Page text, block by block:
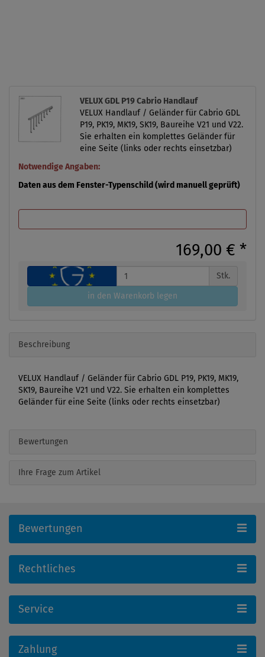
VELUX GDL P19 Cabrio Handlauf
VELUX Handlauf / Geländer für Cabrio GDL
P19, PK19, MK19, SK19, Baureihe V21 und V22.
Sie erhalten ein komplettes Geländer für
eine Seite (links oder rechts einsetzbar)
Notwendige Angaben:
Daten aus dem Fenster-Typenschild (wird manuell geprüft)
169,00 € *
Stk.
in den Warenkorb legen
Beschreibung
VELUX Handlauf / Geländer für Cabrio GDL P19, PK19, MK19,
SK19, Baureihe V21 und V22. Sie erhalten ein komplettes
Geländer für eine Seite (links oder rechts einsetzbar)
Bewertungen
Ihre Frage zum Artikel
Bewertungen
Rechtliches
Service
Zahlung